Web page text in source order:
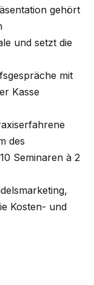
gehört
und setzt die
mit
Kasse
des
Seminaren à 2
Kosten- und